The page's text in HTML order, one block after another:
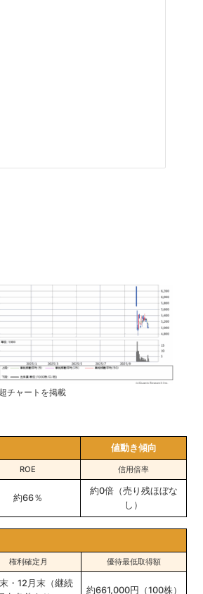
チャートを掲載
値動き傾向
ROE 信用倍率
約66％
約0倍（売り残ほぼな
し）
権利確定月 優待最低取得額
・12月末（継続
約661,000円（100株）